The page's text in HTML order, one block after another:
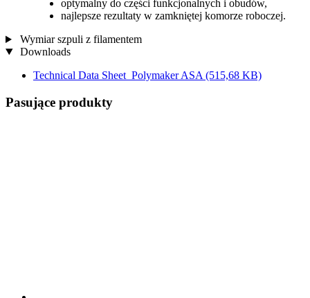
optymalny do części funkcjonalnych i obudów,
najlepsze rezultaty w zamkniętej komorze roboczej.
Wymiar szpuli z filamentem
Downloads
Technical Data Sheet_Polymaker ASA (515,68 KB)
Pasujące produkty